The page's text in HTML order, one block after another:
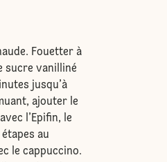
Fouetter à
sucre vanilliné
jusqu’à
ajouter le
l’Epifin, le
au
le cappuccino.